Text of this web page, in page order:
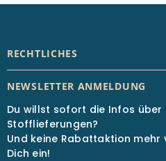
RECHTLICHES
NEWSLETTER ANMELDUNG
Du willst sofort die Infos über
Stofflieferungen?
Und keine Rabattaktion mehr
Dich ein!